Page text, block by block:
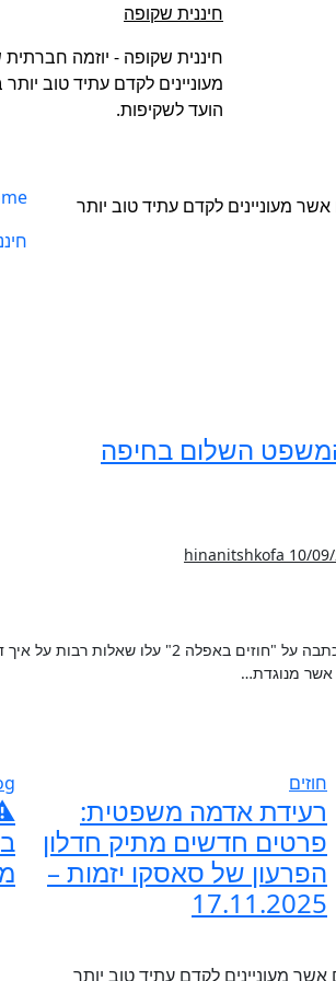
חיננית שקופה
חיננית שקופה - יוזמה
מעוניינים לקדם עתיד טוב
הועד לשקיפות.
מעוניינים לקדם עתיד טוב יותר
השלום בחיפה
hinanitshkofa 10/
אשר מנוגדת…
חוזים
רעידת אדמה משפטית:
פרטים חדשים מתיק חדלון
הפרעון של סאסקו יזמות –
17.11.2025
מעוניינים לקדם עתיד טוב יותר